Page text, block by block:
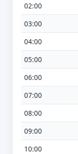
02:00
03:00
04:00
05:00
06:00
07:00
08:00
09:00
10:00